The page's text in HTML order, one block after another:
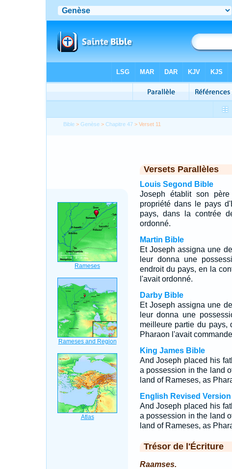
Bible >Genèse >Chapitre 47 > Verset 11
Versets Parallèles
Louis Segond Bible
Joseph établit son
propriété dans le pays
pays, dans la contrée
ordonné.
Martin Bible
Et Joseph assigna une
leur donna une
endroit du pays, en la
l'avait ordonné.
Darby Bible
Et Joseph assigna une
leur donna une
meilleure partie du pays,
Pharaon l'avait
King James Bible
And Joseph placed his
a possession in the land
land of Rameses, as
English Revised Version
And Joseph placed his
a possession in the land
land of Rameses, as
Trésor de l'Écriture
Raamses.